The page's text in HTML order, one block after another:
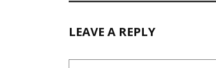
LEAVE A REPLY